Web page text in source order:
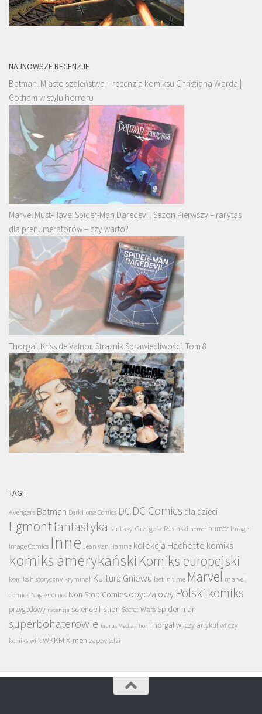
NAJNOWSZE RECENZJE
Batman. Miasto szaleństwa – recenzja komiksu Christiana Warda |
Gotham w stylu horroru
Marvel Must-Have: Spider-Man Daredevil. Sezon Pierwszy – rarytas
dla prenumeratorów – czy warto?
Thorgal. Kriss de Valnor. Strażnik Sprawiedliwości. Tom 8
TAGI:
Avengers Batman Dark Horse Comics DC DC Comics dla dzieci
Egmontfantastyka fantasy Grzegorz Rosiński horror humor Image
Image Comics Inne Jean Van Hamme kolekcja Hachette komiks
komiks amerykański Komiks europejski
komiks historyczny kryminał Kultura Gniewu lost in time Marvel marvel
comics Nagle Comics Non Stop Comics obyczajowy Polski komiks
przygodowy recenzja science fiction Secret Wars Spider-man
superbohaterowie Taurus Media Thor Thorgalwilczy artykuł wilczy
komiks wilk WKKM X-men zapowiedzi